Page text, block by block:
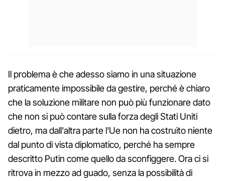
Il problema è che adesso siamo in una situazione
praticamente impossibile da gestire, perché è chiaro
che la soluzione militare non può più funzionare dato
che non si può contare sulla forza degli Stati Uniti
dietro, ma dall'altra parte l'Ue non ha costruito niente
dal punto di vista diplomatico, perché ha sempre
descritto Putin come quello da sconfiggere. Ora ci si
ritrova in mezzo ad guado, senza la possibilità di